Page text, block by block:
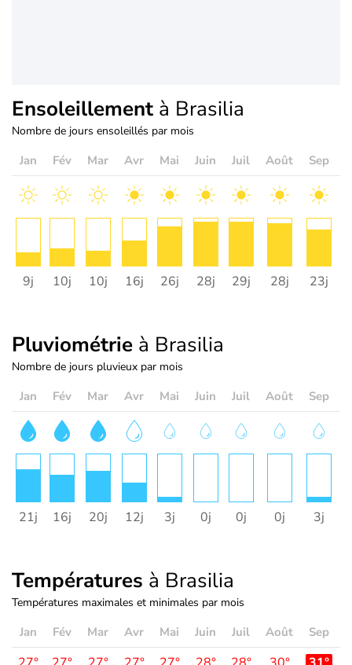
Ensoleillement à Brasilia
Nombre de jours ensoleillés par mois
Jan Fév Mar Avr Mai Juin Juil Août Sep
9j 10j 10j 16j 26j 28j 29j 28j 23j
Pluviométrie à Brasilia
Nombre de jours pluvieux par mois
Jan Fév Mar Avr Mai Juin Juil Août Sep
21j 16j 20j 12j 3j 0j 0j 0j 3j
Températures à Brasilia
Températures maximales et minimales par mois
Jan Fév Mar Avr Mai Juin Juil Août Sep